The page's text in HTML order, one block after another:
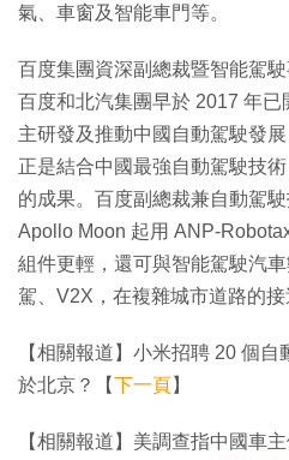
氣、車窗及智能車門等。
百度集團資深副總裁暨智能駕
百度和北汽集團早於 2017 年
主研發及推動中國自動駕駛發
正是結合中國最強自動駕駛技
的成果。百度副總裁兼自動駕
Apollo Moon 起用 ANP-
組件更輕，還可與智能駕駛汽
駕、V2X，在複雜城市道路的接
【相關報道】小米招聘 20 個
於北京？【下一頁】
【相關報道】美調查指中國車